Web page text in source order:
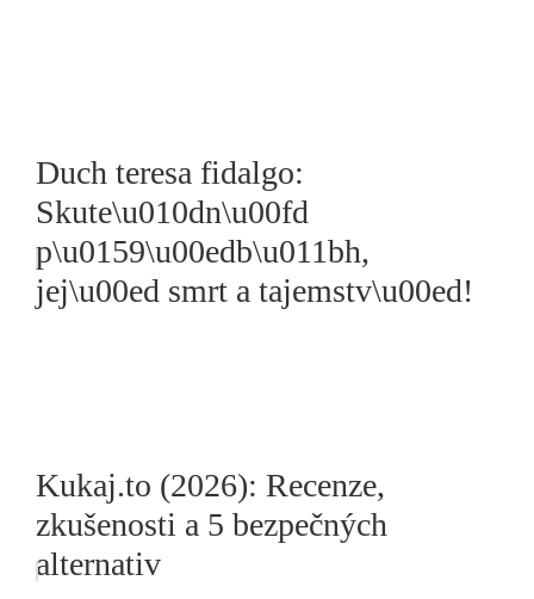
Duch teresa fidalgo:
Skute\u010dn\u00fd
p\u0159\u00edb\u011bh,
jej\u00ed smrt a tajemstv\u00ed!
Kukaj.to (2026): Recenze,
zkušenosti a 5 bezpečných
alternativ